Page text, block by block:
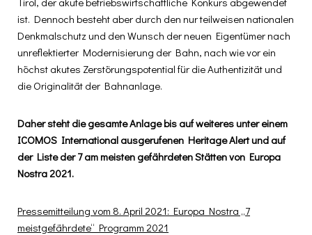
ist. Dennoch besteht aber durch den nur teilweisen nationalen
Denkmalschutz und den Wunsch der neuen Eigentümer nach
unreflektierter Modernisierung der Bahn, nach wie vor ein
höchst akutes Zerstörungspotential für die Authentizität und
die Originalität der Bahnanlage.
Daher steht die gesamte Anlage bis auf weiteres unter einem
ICOMOS International ausgerufenen Heritage Alert und auf
der Liste der 7 am meisten gefährdeten Stätten von Europa
Nostra 2021.
Pressemitteilung vom 8. April 2021: Europa Nostra „7
meistgefährdete“ Programm 2021